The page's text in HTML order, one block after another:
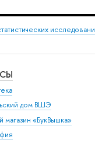
дом ВШЭ
магазин «БукВышка»